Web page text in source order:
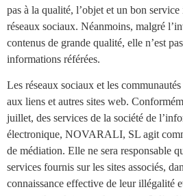
pas à la qualité, l’objet et un bon
réseaux sociaux. Néanmoins, malgré
contenus de grande qualité, elle n’est
informations référées.
Les réseaux sociaux et les
aux liens et autres sites web.
juillet, des services de la société de
électronique, NOVARALI, SL agit
de médiation. Elle ne sera responsable
services fournis sur les sites associés,
connaissance effective de leur illégalité